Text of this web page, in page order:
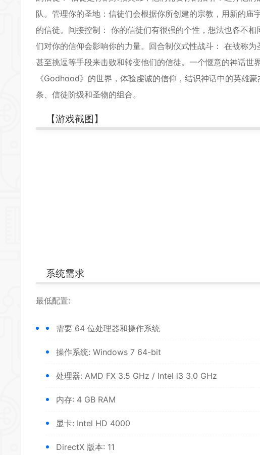
队。管理你的圣地：信徒们会根据你所创建的宗教，用新的
的信徒。间接控制： 你的信徒们有很强的个性，想法也各不
们对你的信仰会影响你的力量。回合制仪式性战斗： 在被称
甚至挑逗等手段来击败和转变他们的信徒。一个惬意的神话世
《Godhood》的世界，体验虔诚的信仰，结识神话中的英雄
条、信徒阶级和圣物的组合。
【游戏截图】
系统需求
最低配置:
需要 64 位处理器和操作系统
操作系统: Windows 7 64-bit
处理器: AMD FX 3.5 GHz / Intel i3 3.0 GHz
内存: 4 GB RAM
显卡: Intel HD 4000
DirectX 版本: 11